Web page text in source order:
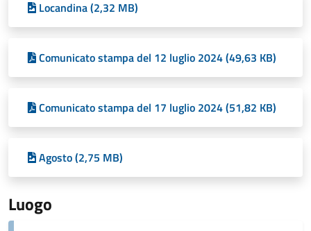
Locandina (2,32 MB)
Comunicato stampa del 12 luglio 2024 (49,63 KB)
Comunicato stampa del 17 luglio 2024 (51,82 KB)
Agosto (2,75 MB)
Luogo